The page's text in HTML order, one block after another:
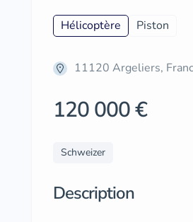
Hélicoptère Piston
11120 Argeliers,
120 000 €
Schweizer
Description